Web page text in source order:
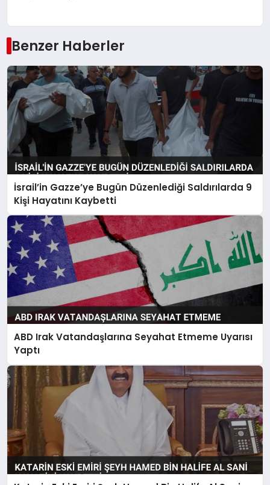
Benzer Haberler
İsrail’in Gazze’ye Bugün Düzenlediği Saldırılarda 9
Kişi Hayatını Kaybetti
ABD Irak Vatandaşlarına Seyahat Etmeme Uyarısı
Yaptı